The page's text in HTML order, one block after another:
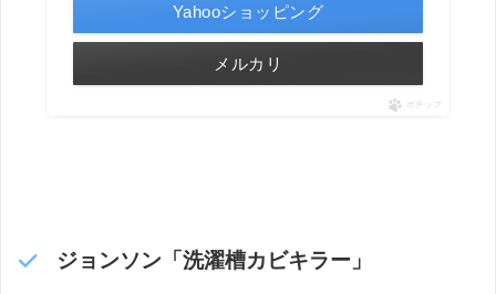
Yahooショッピング
メルカリ
ポチップ
ジョンソン「洗濯槽カビキラー」